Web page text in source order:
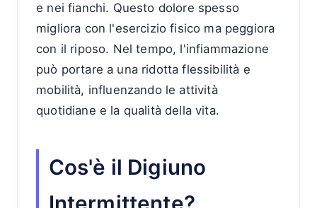
e nei fianchi. Questo dolore spesso
migliora con l'esercizio fisico ma peggiora
con il riposo. Nel tempo, l'infiammazione
può portare a una ridotta flessibilità e
mobilità, influenzando le attività
quotidiane e la qualità della vita.
Cos'è il Digiuno